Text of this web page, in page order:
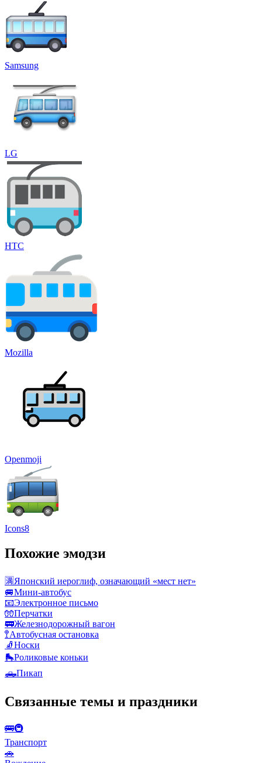
Samsung
LG
HTC
Mozilla
Openmoji
Icons8
Похожие эмодзи
🈵Японский иероглиф, означающий «мест нет»
🚐Мини-автобус
📧Электронное письмо
🧤Перчатки
🚃Железнодорожный вагон
🚏Автобусная остановка
🧦Носки
🛼Роликовые коньки
🛻Пикап
Связанные темы и праздники
🚌🚇
Транспорт
🚗